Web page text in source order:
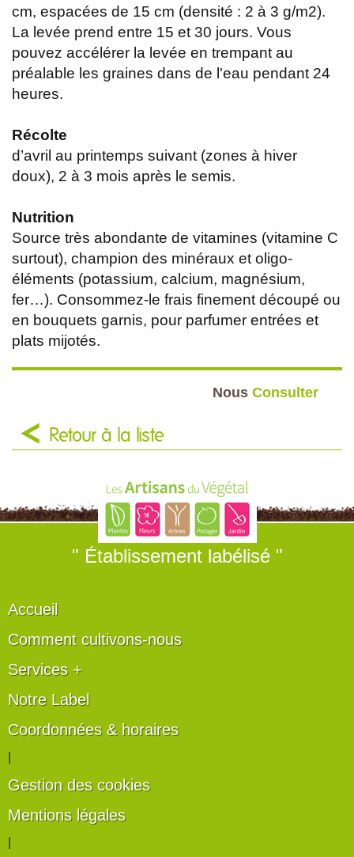
cm, espacées de 15 cm (densité : 2 à 3 g/m2).
La levée prend entre 15 et 30 jours. Vous
pouvez accélérer la levée en trempant au
préalable les graines dans de l'eau pendant 24
heures.
Récolte
d’avril au printemps suivant (zones à hiver
doux), 2 à 3 mois après le semis.
Nutrition
Source très abondante de vitamines (vitamine C
surtout), champion des minéraux et oligo-
éléments (potassium, calcium, magnésium,
fer…). Consommez-le frais finement découpé ou
en bouquets garnis, pour parfumer entrées et
plats mijotés.
Nous Consulter
Retour à la liste
" Établissement labélisé "
Accueil
Comment cultivons-nous
Services +
Notre Label
Coordonnées & horaires
Gestion des cookies
Mentions légales